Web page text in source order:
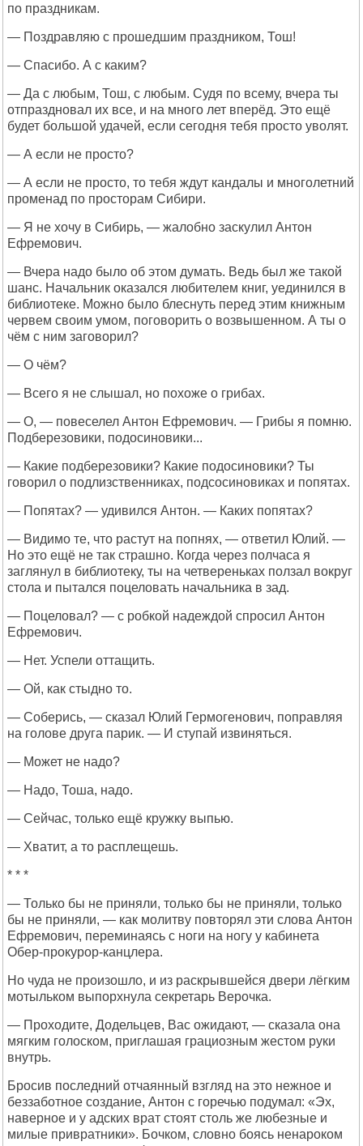
по праздникам.
— Поздравляю с прошедшим праздником, Тош!
— Спасибо. А с каким?
— Да с любым, Тош, с любым. Судя по всему, вчера ты
отпраздновал их все, и на много лет вперёд. Это ещё
будет большой удачей, если сегодня тебя просто уволят.
— А если не просто?
— А если не просто, то тебя ждут кандалы и многолетний
променад по просторам Сибири.
— Я не хочу в Сибирь, — жалобно заскулил Антон
Ефремович.
— Вчера надо было об этом думать. Ведь был же такой
шанс. Начальник оказался любителем книг, уединился в
библиотеке. Можно было блеснуть перед этим книжным
червем своим умом, поговорить о возвышенном. А ты о
чём с ним заговорил?
— О чём?
— Всего я не слышал, но похоже о грибах.
— О, — повеселел Антон Ефремович. — Грибы я помню.
Подберезовики, подосиновики...
— Какие подберезовики? Какие подосиновики? Ты
говорил о подлизственниках, подсосиновиках и попятах.
— Попятах? — удивился Антон. — Каких попятах?
— Видимо те, что растут на попнях, — ответил Юлий. —
Но это ещё не так страшно. Когда через полчаса я
заглянул в библиотеку, ты на четвереньках ползал вокруг
стола и пытался поцеловать начальника в зад.
— Поцеловал? — с робкой надеждой спросил Антон
Ефремович.
— Нет. Успели оттащить.
— Ой, как стыдно то.
— Соберись, — сказал Юлий Гермогенович, поправляя
на голове друга парик. — И ступай извиняться.
— Может не надо?
— Надо, Тоша, надо.
— Сейчас, только ещё кружку выпью.
— Хватит, а то расплещешь.
* * *
— Только бы не приняли, только бы не приняли, только
бы не приняли, — как молитву повторял эти слова Антон
Ефремович, переминаясь с ноги на ногу у кабинета
Обер-прокурор-канцлера.
Но чуда не произошло, и из раскрывшейся двери лёгким
мотыльком выпорхнула секретарь Верочка.
— Проходите, Додельцев, Вас ожидают, — сказала она
мягким голоском, приглашая грациозным жестом руки
внутрь.
Бросив последний отчаянный взгляд на это нежное и
беззаботное создание, Антон с горечью подумал: «Эх,
наверное и у адских врат стоят столь же любезные и
милые привратники». Бочком, словно боясь ненароком